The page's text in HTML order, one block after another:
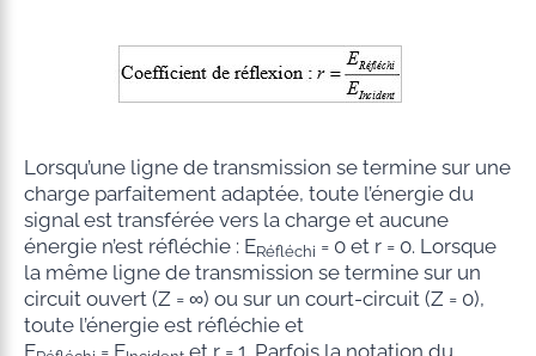
Lorsqu’une ligne de transmission se termine sur une
charge parfaitement adaptée, toute l’énergie du
signal est transférée vers la charge et aucune
énergie n’est réfléchie : ERéfléchi = 0 et r = 0. Lorsque
la même ligne de transmission se termine sur un
circuit ouvert (Z = ∞) ou sur un court-circuit (Z = 0),
toute l’énergie est réfléchie et
E
= E
et r = 1. Parfois la notation du